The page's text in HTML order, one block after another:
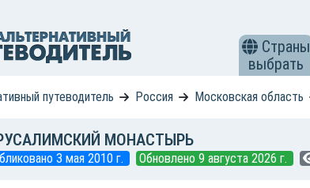
Страны
выбрать
путеводитель Россия Московская область
МОНАСТЫРЬ
3 мая 2010 г. Обновлено 9 августа 2026 г.